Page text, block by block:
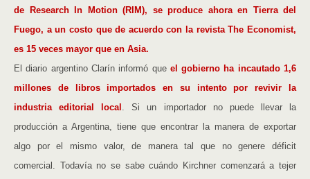
de Research In Motion (RIM), se produce ahora en Tierra del
Fuego, a un costo que de acuerdo con la revista The Economist,
es 15 veces mayor que en Asia.
El diario argentino Clarín informó que el gobierno ha incautado 1,6
millones de libros importados en su intento por revivir la
industria editorial local . Si un importador no puede llevar la
producción a Argentina, tiene que encontrar la manera de exportar
algo por el mismo valor, de manera tal que no genere déficit
comercial. Todavía no se sabe cuándo Kirchner comenzará a tejer